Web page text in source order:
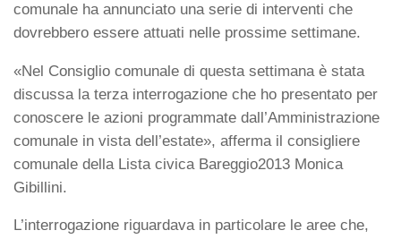
comunale ha annunciato una serie di interventi che
dovrebbero essere attuati nelle prossime settimane.
«Nel Consiglio comunale di questa settimana è stata
discussa la terza interrogazione che ho presentato per
conoscere le azioni programmate dall’Amministrazione
comunale in vista dell’estate», afferma il consigliere
comunale della Lista civica Bareggio2013 Monica
Gibillini.
L’interrogazione riguardava in particolare le aree che,